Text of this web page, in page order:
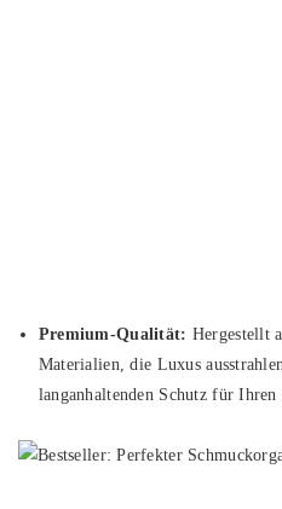
Premium-Qualität: Hergestellt
Materialien, die Luxus
langanhaltenden Schutz für Ihren